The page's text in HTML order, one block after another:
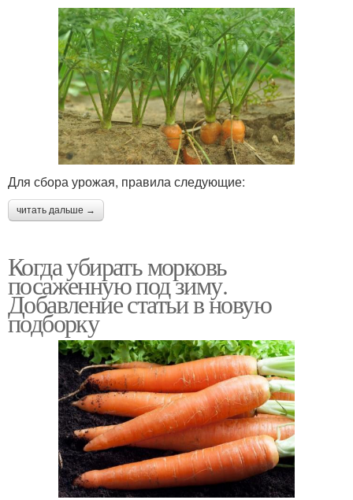
Для сбора урожая, правила следующие:
читать дальше →
Когда убирать морковь
посаженную под зиму.
Добавление статьи в новую
подборку